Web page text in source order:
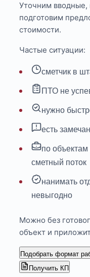
Уточним вводные,
подготовим
стоимости.
Частые ситуации:
сметчик в
ПТО не
нужно
есть
по
сметный поток
нанимать
невыгодно
Можно без
объект и
Подобрать формат
Получить КП